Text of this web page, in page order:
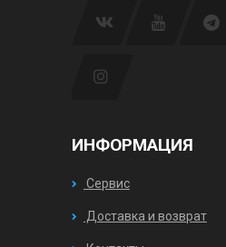
ИНФОРМАЦИЯ
Сервис
Доставка и возврат